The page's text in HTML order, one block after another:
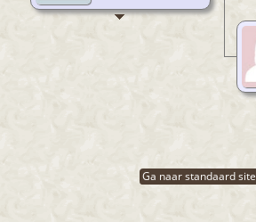
Ga naar standaard site